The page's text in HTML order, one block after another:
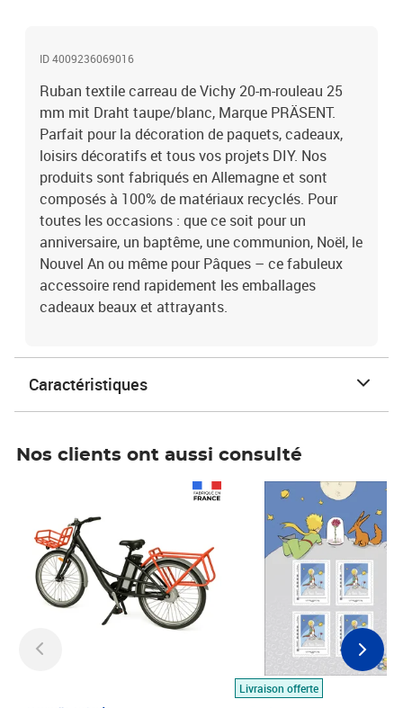
ID 4009236069016
Ruban textile carreau de Vichy 20-m-rouleau 25
mm mit Draht taupe/blanc, Marque PRÄSENT.
Parfait pour la décoration de paquets, cadeaux,
loisirs décoratifs et tous vos projets DIY. Nos
produits sont fabriqués en Allemagne et sont
composés à 100% de matériaux recyclés. Pour
toutes les occasions : que ce soit pour un
anniversaire, un baptême, une communion, Noël, le
Nouvel An ou même pour Pâques – ce fabuleux
accessoire rend rapidement les emballages
cadeaux beaux et attrayants.
Caractéristiques
Nos clients ont aussi consulté
Livraison offerte
Prix 7,50€